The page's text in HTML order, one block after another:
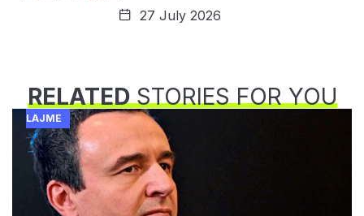
27 July 2026
RELATEDSTORIES FOR YOU
LAJME